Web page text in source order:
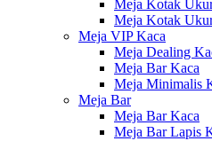
Meja Kotak
Meja Kotak
Meja VIP Kaca
Meja Dealing
Meja Bar Kaca
Meja Minimalis
Meja Bar
Meja Bar Kaca
Meja Bar Lapis